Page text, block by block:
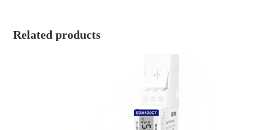
Related products